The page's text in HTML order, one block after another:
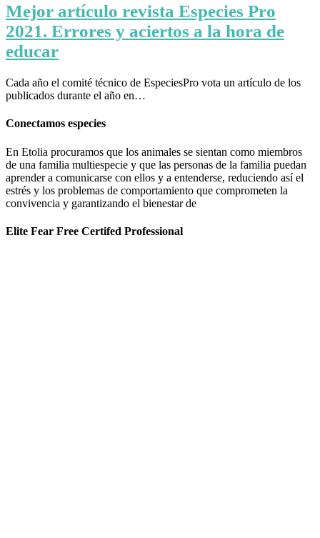
Mejor artículo revista Especies Pro
2021. Errores y aciertos a la hora de
educar
Cada año el comité técnico de EspeciesPro vota un artículo de los
publicados durante el año en…
Conectamos especies
En Etolia procuramos que los animales se sientan como miembros
de una familia multiespecie y que las personas de la familia puedan
aprender a comunicarse con ellos y a entenderse, reduciendo así el
estrés y los problemas de comportamiento que comprometen la
convivencia y garantizando el bienestar de
Elite Fear Free Certifed Professional